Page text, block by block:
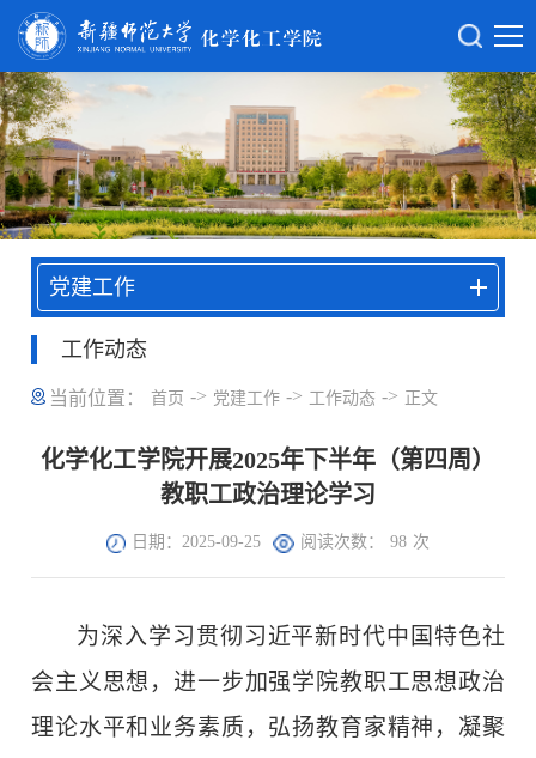
党建工作
工作动态
当前位置： 首页 -> 党建工作 -> 工作动态 -> 正文
化学化工学院开展2025年下半年（第四周）
教职工政治理论学习
日期：2025-09-25 阅读次数： 98 次
为深入学习贯彻习近平新时代中国特色社
会主义思想，进一步加强学院教职工思想政治
理论水平和业务素质，弘扬教育家精神，凝聚